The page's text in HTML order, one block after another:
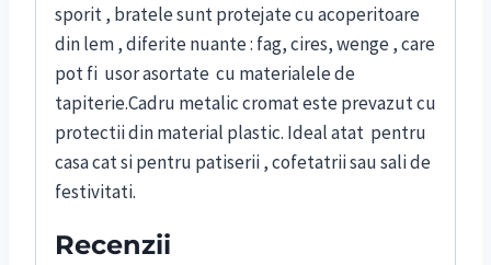
sporit , bratele sunt protejate cu acoperitoare
din lem , diferite nuante : fag, cires, wenge , care
pot fi usor asortate cu materialele de
tapiterie.Cadru metalic cromat este prevazut cu
protectii din material plastic. Ideal atat pentru
casa cat si pentru patiserii , cofetatrii sau sali de
festivitati.
Recenzii